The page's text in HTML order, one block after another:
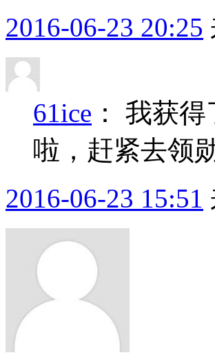
2016-06-23 20:25
61ice ： 我获得
啦，赶紧去领
2016-06-23 15:51